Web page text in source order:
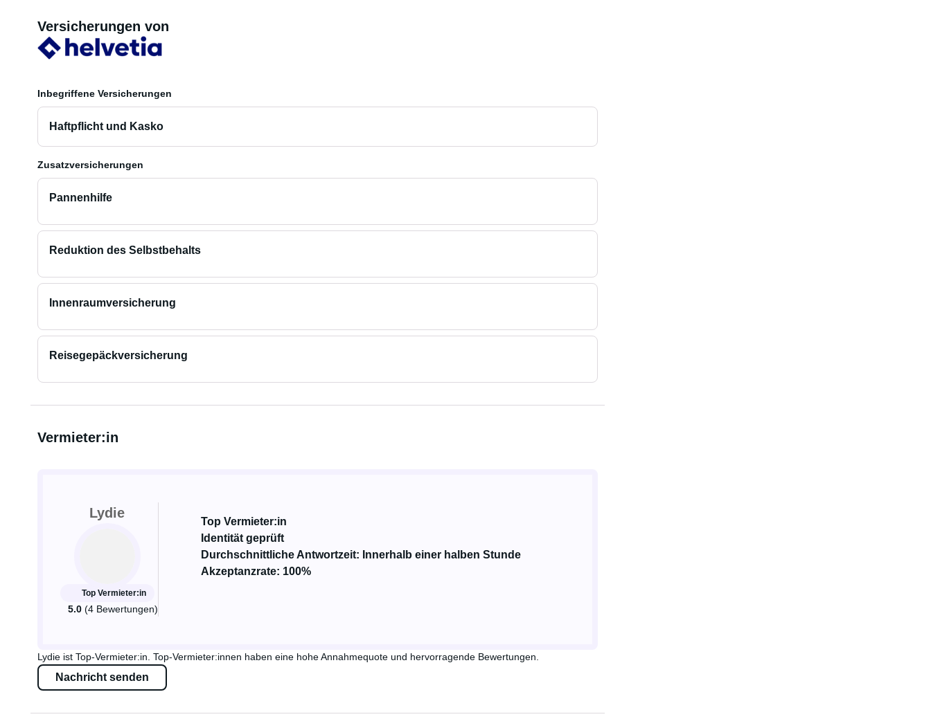
Versicherungen von
Inbegriffene Versicherungen
Haftpflicht und Kasko
Zusatzversicherungen
Pannenhilfe
Reduktion des Selbstbehalts
Innenraumversicherung
Reisegepäckversicherung
Vermieter:in
Lydie
Top Vermieter:in
5.0 (4 Bewertungen)
Top Vermieter:in
Identität geprüft
Durchschnittliche Antwortzeit: Innerhalb einer halben Stunde
Akzeptanzrate: 100%
Lydie ist Top-Vermieter:in. Top-Vermieter:innen haben eine hohe Annahmequote und hervorragende Bewertungen.
Nachricht senden